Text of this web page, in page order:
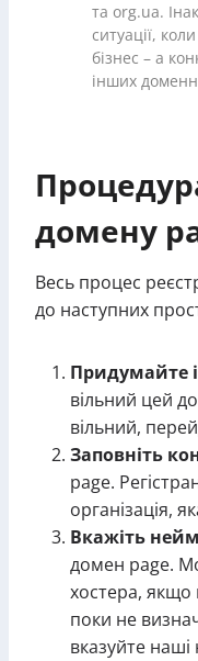
та org.ua.
ситуації,
бізнес – а
інших
домену
Весь процес
до наступних
Придумайте
вільний цей
вільний,
Заповніть
page.
організація,
Вкажіть
домен page.
хостера, якщо
поки не
вказуйте